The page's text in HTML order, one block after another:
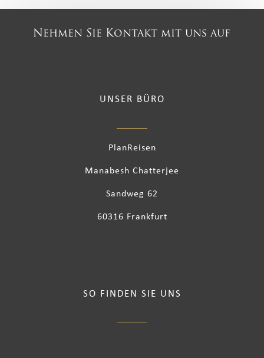
Nehmen Sie Kontakt mit uns auf
UNSER BÜRO
PlanReisen
Manabesh Chatterjee
Sandweg 62
60316 Frankfurt
SO FINDEN SIE UNS